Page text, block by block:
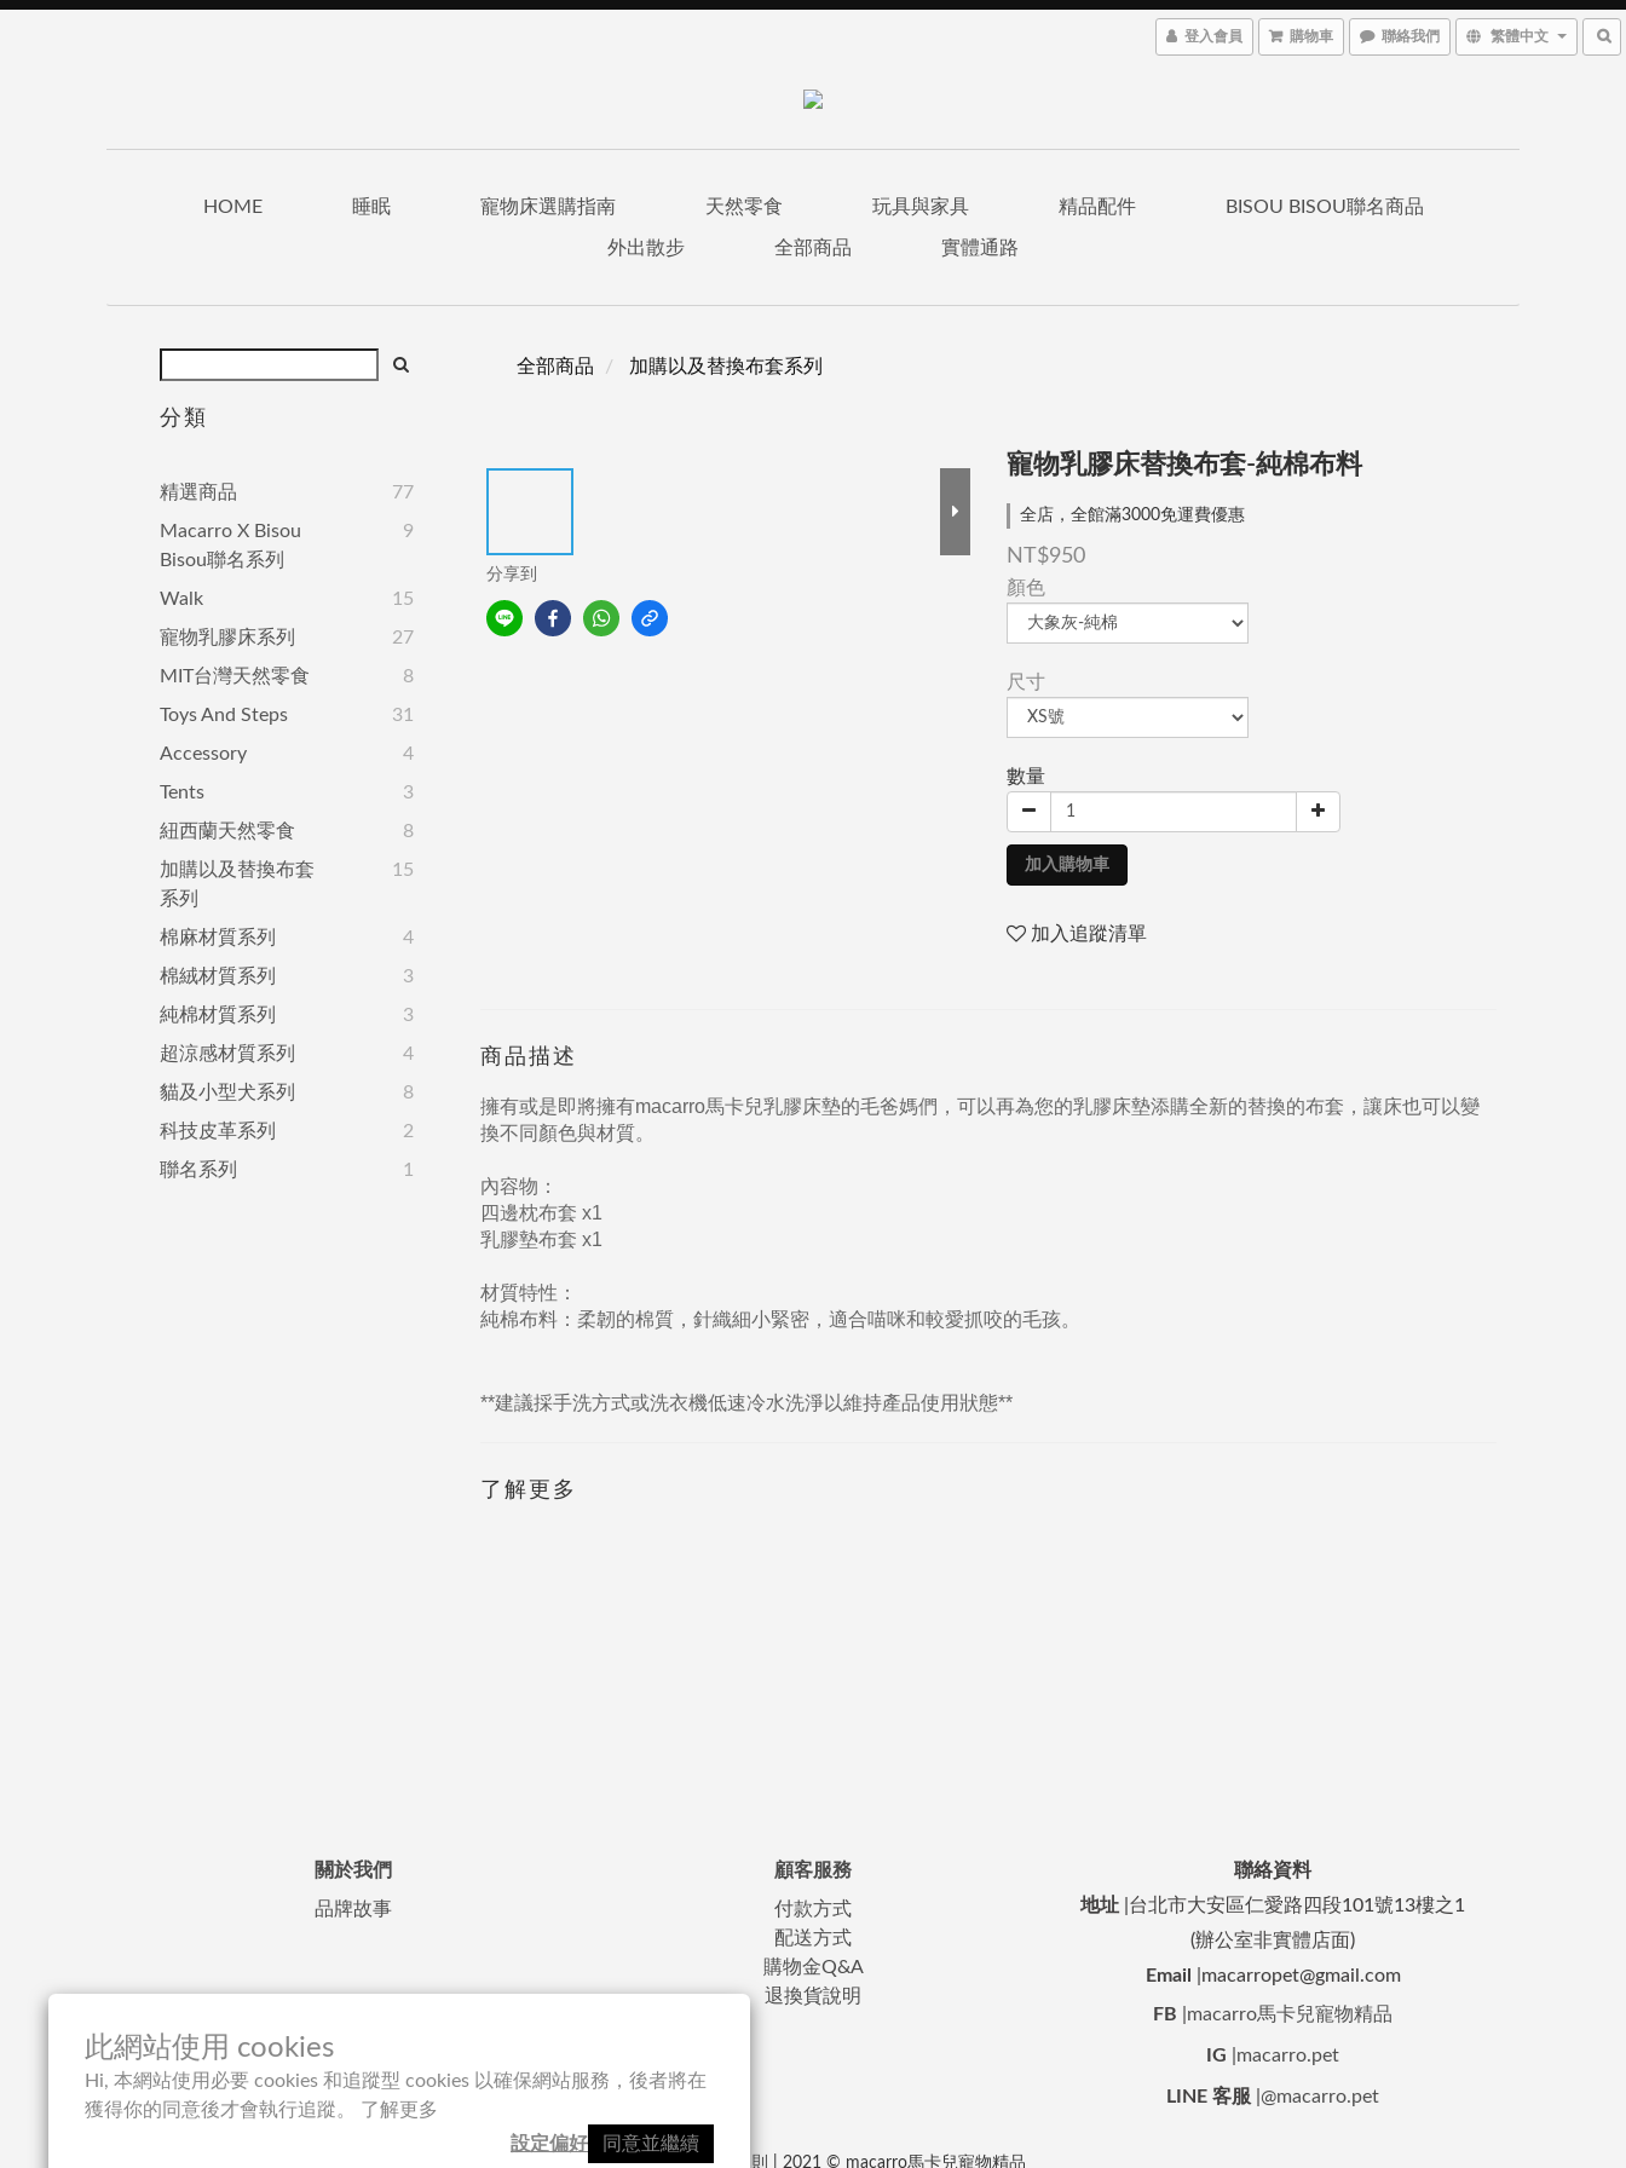
此網站使用 cookies
Hi, 本網站使用必要 cookies 和追蹤型 cookies 以確保網站服務，後者將在
獲得你的同意後才會執行追蹤。 了解更多
設定偏好
同意並繼續
登入會員 購物車 聯絡我們 繁體中文
HOME 睡眠 寵物床選購指南 天然零食 玩具與家具 精品配件 BISOU BISOU聯名商品
外出散步 全部商品 實體通路
分類
精選商品
77
Macarro X Bisou
Bisou聯名系列
9
Walk
15
寵物乳膠床系列
27
MIT台灣天然零食
8
Toys And Steps
31
Accessory
4
Tents
3
紐西蘭天然零食
8
加購以及替換布套
系列
15
棉麻材質系列
4
棉絨材質系列
3
純棉材質系列
3
超涼感材質系列
4
貓及小型犬系列
8
科技皮革系列
2
聯名系列
1
全部商品 加購以及替換布套系列
分享到
寵物乳膠床替換布套-純棉布料
全店，全館滿3000免運費優惠
NT$950
顏色
尺寸
數量
加入購物車
加入追蹤清單
商品描述
擁有或是即將擁有macarro馬卡兒乳膠床墊的毛爸媽們，可以再為您的乳膠床墊添購全新的替換的布套，讓床也可以變
換不同顏色與材質。
內容物：
四邊枕布套 x1
乳膠墊布套 x1
材質特性：
純棉布料：柔韌的棉質，針織細小緊密，適合喵咪和較愛抓咬的毛孩。
**建議採手洗方式或洗衣機低速冷水洗淨以維持產品使用狀態**
了解更多
關於我們
品牌故事
顧客服務
付款方式
配送方式
購物金Q&A
退換貨說明
聯絡資料
地址 |台北市大安區仁愛路四段101號13樓之1
(辦公室非實體店面)
Email
|macarropet@gmail.com
FB
macarro馬卡兒寵物精品
IG macarro.pet
LINE 客服 @macarro.pet
隱私條款|條款及細則 | 2021 © macarro馬卡兒寵物精品